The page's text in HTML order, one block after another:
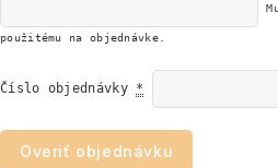
použitému na objednávke.
Číslo objednávky *
Overiť objednávku